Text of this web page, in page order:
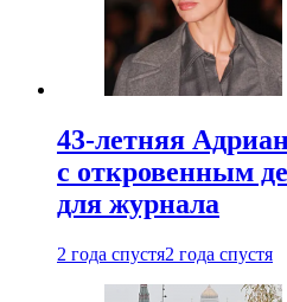
43-летняя
с откровенным
для журнала
2 года спустя2 года спустя